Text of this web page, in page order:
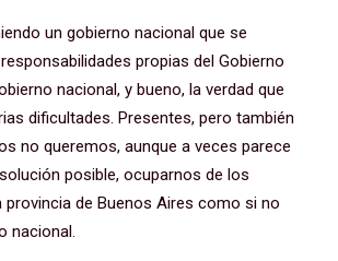
un gobierno nacional que se
propias del Gobierno
nacional, y bueno, la verdad que
dificultades. Presentes, pero también
no queremos, aunque a veces parece
posible, ocuparnos de los
provincia de Buenos Aires como si no
nacional.